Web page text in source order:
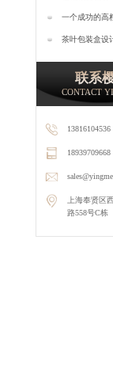
包装
消费者的直观
一个成功的高
怎样的？—樱
茶叶包装盒设
樱美包装
联系
CONTACT
13816104536
18939709668
上海奉贤区
路558号C栋